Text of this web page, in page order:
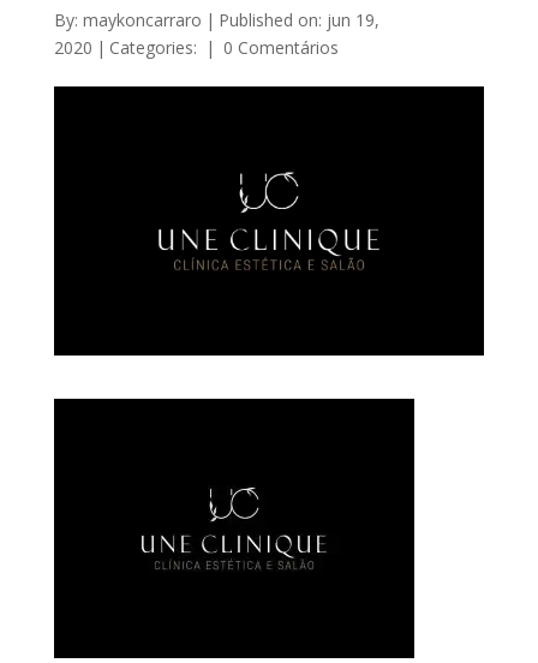
By: maykoncarraro | Published on: jun 19,
2020 | Categories: | 0 Comentários